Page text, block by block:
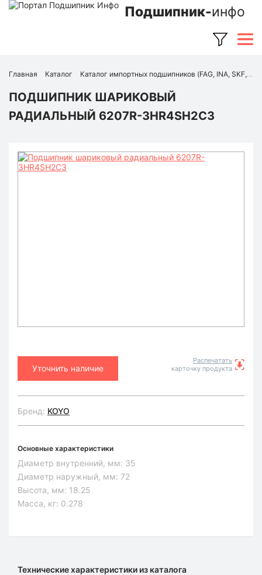
Подшипник-инфо
Главная Каталог Каталог импортных подшипников (FAG, INA, SKF, NSK, Timken и др.)
ПОДШИПНИК ШАРИКОВЫЙ
РАДИАЛЬНЫЙ 6207R-3HR4SH2C3
Уточнить наличие
Распечатать
карточку продукта
Бренд: KOYO
Основные характеристики
Диаметр внутренний, мм: 35
Диаметр наружный, мм: 72
Высота, мм: 18.25
Масса, кг: 0.278
Технические характеристики из каталога